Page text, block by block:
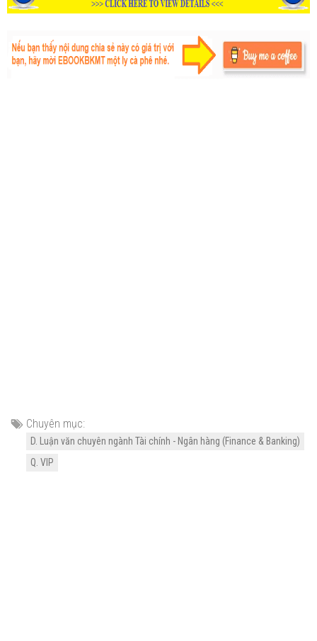
Chuyên mục:
D. Luận văn chuyên ngành Tài chính - Ngân hàng (Finance & Banking)
Q. VIP